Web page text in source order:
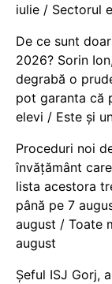
iulie / Sectorul
De ce sunt
2026? Sorin
degrabă o
pot garanta că
elevi / Este și
Proceduri noi
învățământ
lista acestora
până pe 7
august / Toate
august
Șeful ISJ Gorj,